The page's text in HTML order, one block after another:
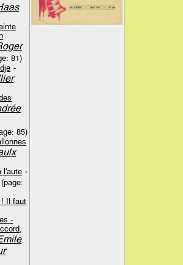
81)
-
85)
l'aute -
! Il faut
-